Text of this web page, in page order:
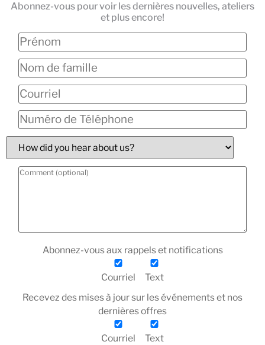
Abonnez-vous pour voir les dernières nouvelles, ateliers
et plus encore!
Abonnez-vous aux rappels et notifications
Courriel
Text
Recevez des mises à jour sur les événements et nos
dernières offres
Courriel Text